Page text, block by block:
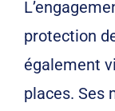
protection
également
places. Ses